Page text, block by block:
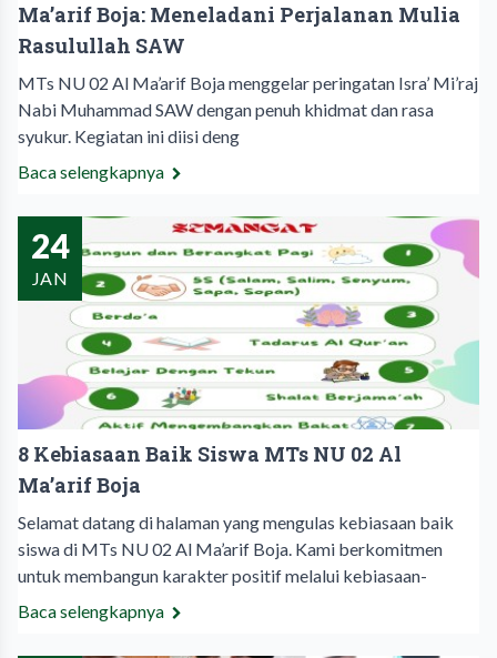
Ma’arif Boja: Meneladani Perjalanan Mulia
Rasulullah SAW
MTs NU 02 Al Ma’arif Boja menggelar peringatan Isra’ Mi’raj
Nabi Muhammad SAW dengan penuh khidmat dan rasa
syukur. Kegiatan ini diisi deng
Baca selengkapnya
24
JAN
8 Kebiasaan Baik Siswa MTs NU 02 Al
Ma’arif Boja
Selamat datang di halaman yang mengulas kebiasaan baik
siswa di MTs NU 02 Al Ma’arif Boja. Kami berkomitmen
untuk membangun karakter positif melalui kebiasaan-
Baca selengkapnya